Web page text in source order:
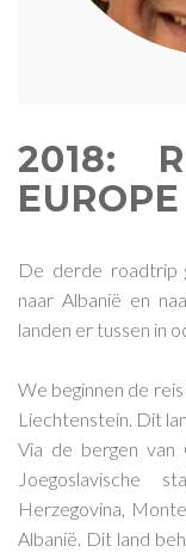
2018:
EUROPE
De derde roadtrip
naar Albanië en
landen er tussen in
We beginnen de
Liechtenstein. Dit
Via de bergen van
Joegoslavische
Herzegovina,
Albanië. Dit land